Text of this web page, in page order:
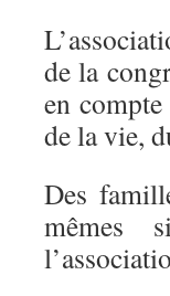
de la
en
de la vie,
Des
mêmes